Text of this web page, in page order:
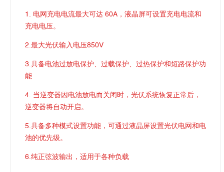
1. 电网充电电流最大可达 60A，液晶屏可设置充电电流和
充电电压。
2.最大光伏输入电压850V
3.具备电池过放电保护、过载保护、过热保护和短路保护功
能
4. 当逆变器因电池放电而关闭时，光伏系统恢复正常后，
逆变器将自动开启。
5.具备多种模式设置功能，可通过液晶屏设置光伏电网和电
池的优先级。
6.纯正弦波输出，适用于各种负载